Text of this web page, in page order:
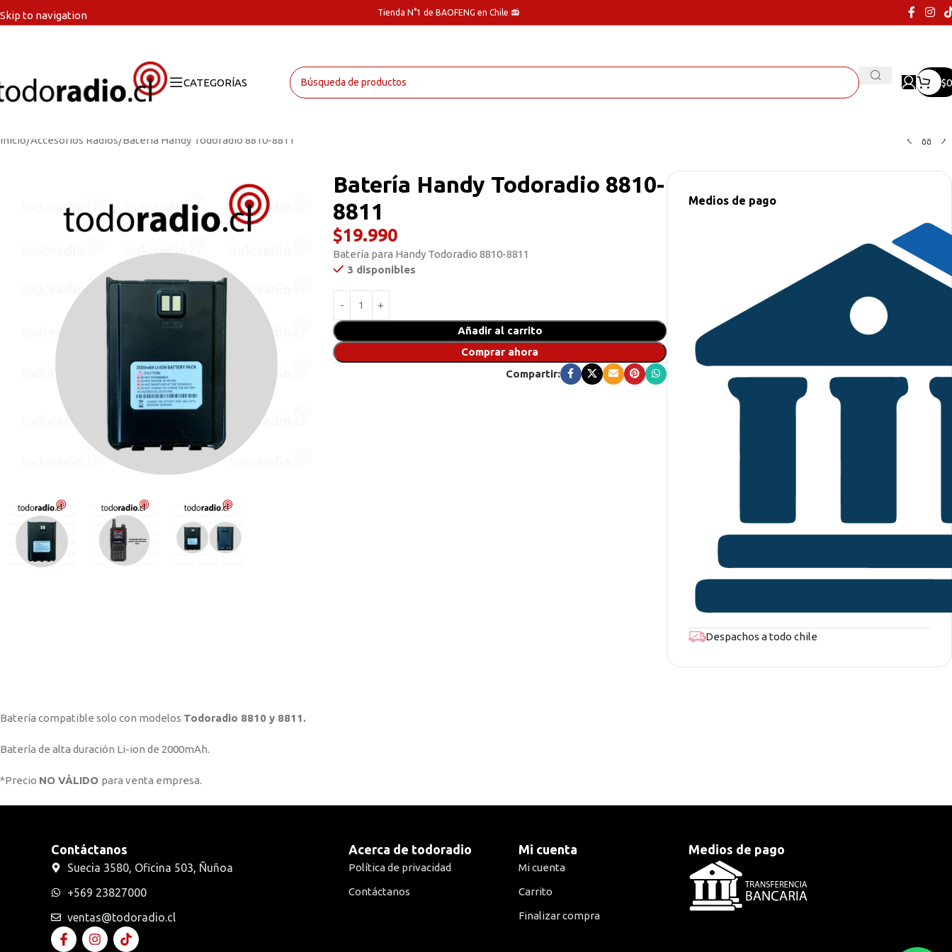
Skip to navigation
Tienda N°1 de BAOFENG en Chile 📻
CATEGORÍAS $0
Inicio Accesorios Radios Batería Handy Todoradio 8810-8811
Batería Handy Todoradio 8810-
8811
$19.990
Batería para Handy Todoradio 8810-8811
3 disponibles
Añadir al carrito
Comprar ahora
Compartir:
Medios de pago
Despachos a todo chile
Batería compatible solo con modelos Todoradio 8810 y 8811.
Batería de alta duración Li-ion de 2000mAh.
*Precio NO VÁLIDO para venta empresa.
Contáctanos
Suecia 3580, Oficina 503, Ñuñoa
+569 23827000
ventas@todoradio.cl
Acerca de todoradio
Política de privacidad
Contáctanos
Mi cuenta
Mi cuenta
Carrito
Finalizar compra
Medios de pago